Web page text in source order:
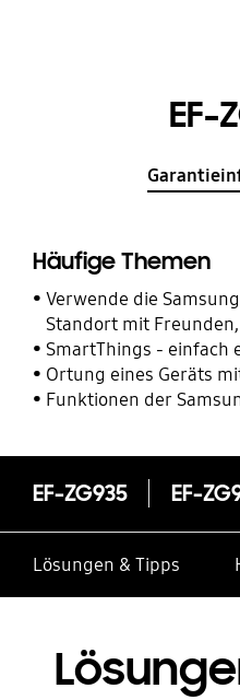
EF-
Häufige Themen
Verwende die
Standort mit
Familienmitgliedern
teilen
SmartThings - einfach
Ortung eines Geräts
Funktionen der
EF-ZG935 EF-
Lösungen & Tipps